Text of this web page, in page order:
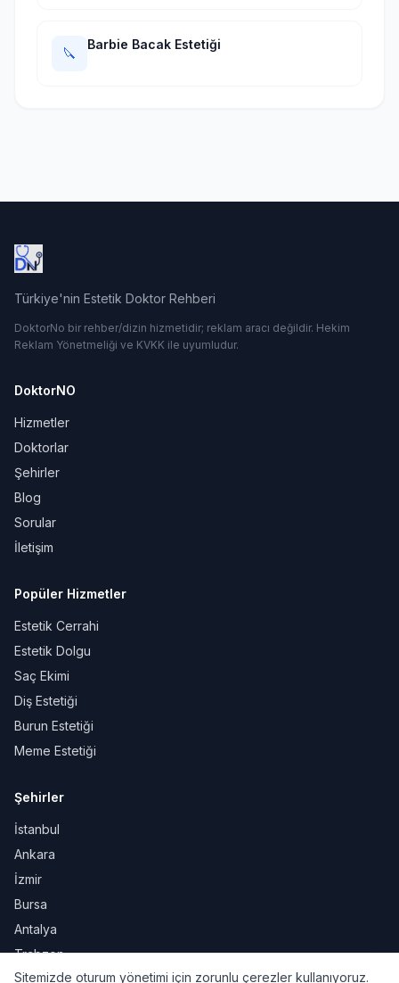
🔪
Barbie Bacak Estetiği
Türkiye'nin Estetik Doktor Rehberi
DoktorNo bir rehber/dizin hizmetidir; reklam aracı değildir. Hekim
Reklam Yönetmeliği ve KVKK ile uyumludur.
DoktorNO
Hizmetler
Doktorlar
Şehirler
Blog
Sorular
İletişim
Popüler Hizmetler
Estetik Cerrahi
Estetik Dolgu
Saç Ekimi
Diş Estetiği
Burun Estetiği
Meme Estetiği
Şehirler
İstanbul
Ankara
İzmir
Bursa
Antalya
Trabzon
Sitemizde oturum yönetimi için zorunlu çerezler kullanıyoruz.